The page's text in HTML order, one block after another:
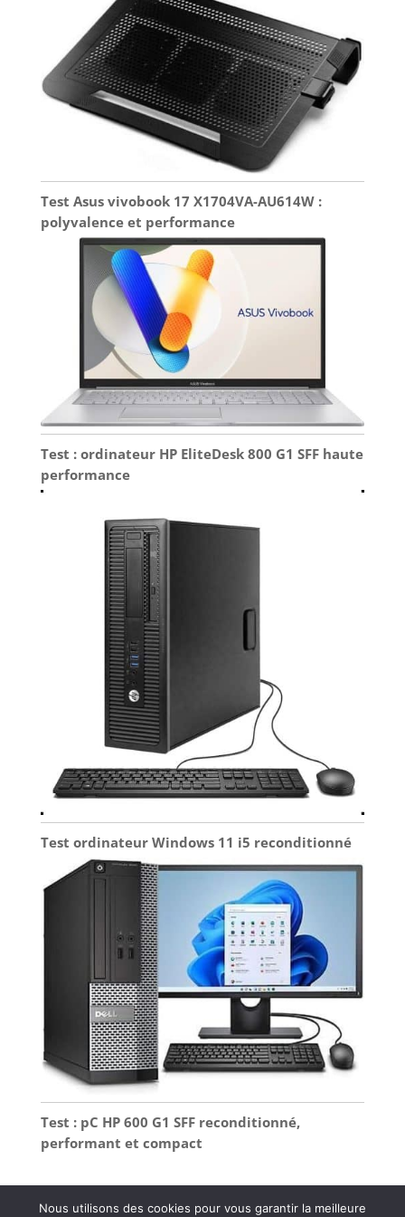
Test Asus vivobook 17 X1704VA-AU614W :
polyvalence et performance
Test : ordinateur HP EliteDesk 800 G1 SFF haute
performance
Test ordinateur Windows 11 i5 reconditionné
Test : pC HP 600 G1 SFF reconditionné,
performant et compact
Nous utilisons des cookies pour vous garantir la meilleure